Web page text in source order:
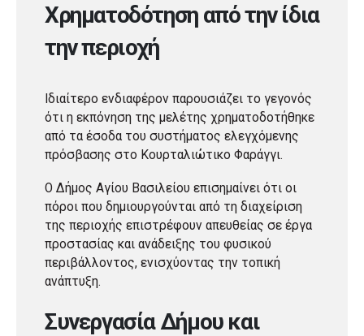
Χρηματοδότηση από την ίδια
την περιοχή
Ιδιαίτερο ενδιαφέρον παρουσιάζει το γεγονός
ότι η εκπόνηση της μελέτης χρηματοδοτήθηκε
από τα έσοδα του συστήματος ελεγχόμενης
πρόσβασης στο Κουρταλιώτικο Φαράγγι.
Ο Δήμος Αγίου Βασιλείου επισημαίνει ότι οι
πόροι που δημιουργούνται από τη διαχείριση
της περιοχής επιστρέφουν απευθείας σε έργα
προστασίας και ανάδειξης του φυσικού
περιβάλλοντος, ενισχύοντας την τοπική
ανάπτυξη.
Συνεργασία Δήμου και